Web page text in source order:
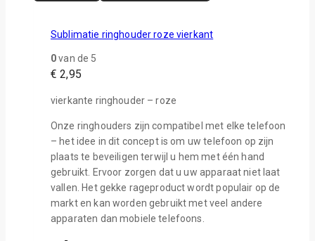
Sublimatie ringhouder roze vierkant
0van de 5
€ 2,95
vierkante ringhouder – roze
Onze ringhouders zijn compatibel met elke telefoon
– het idee in dit concept is om uw telefoon op zijn
plaats te beveiligen terwijl u hem met één hand
gebruikt. Ervoor zorgen dat u uw apparaat niet laat
vallen. Het gekke rageproduct wordt populair op de
markt en kan worden gebruikt met veel andere
apparaten dan mobiele telefoons.